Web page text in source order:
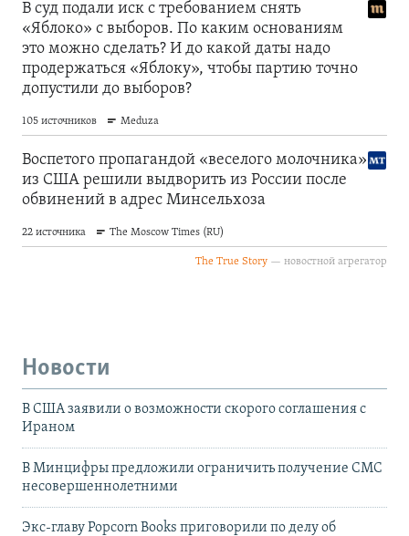
Новости
В США заявили о возможности скорого соглашения с
Ираном
В Минцифры предложили ограничить получение СМС
несовершеннолетними
Экс-главу Popcorn Books приговорили по делу об